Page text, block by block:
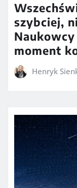
szybciej,
moment
Henryk